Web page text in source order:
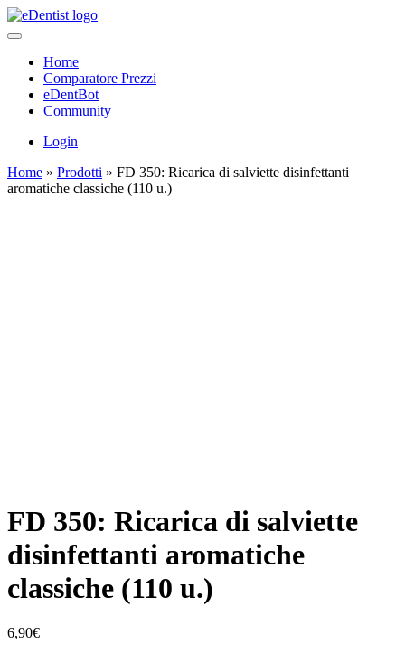
Home
Comparatore Prezzi
eDentBot
Community
Login
Home » Prodotti » FD 350: Ricarica di salviette disinfettanti
aromatiche classiche (110 u.)
FD 350: Ricarica di salviette
disinfettanti aromatiche
classiche (110 u.)
6,90€